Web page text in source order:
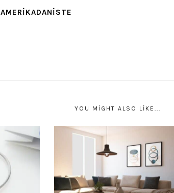
AMERIKADANISTE
YOU MIGHT ALSO LIKE...